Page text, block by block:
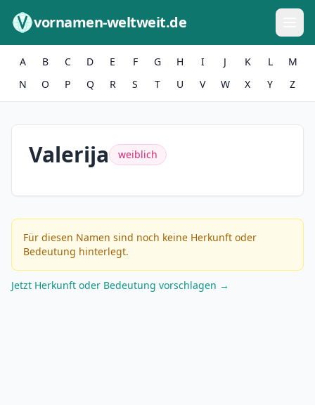
vornamen-weltweit.de
A B C D E F G H I J K L
M
N
O P Q R S T U V W X Y Z
Valerija weiblich
Für diesen Namen sind noch keine Herkunft oder
Bedeutung hinterlegt.
Jetzt Herkunft oder Bedeutung vorschlagen →